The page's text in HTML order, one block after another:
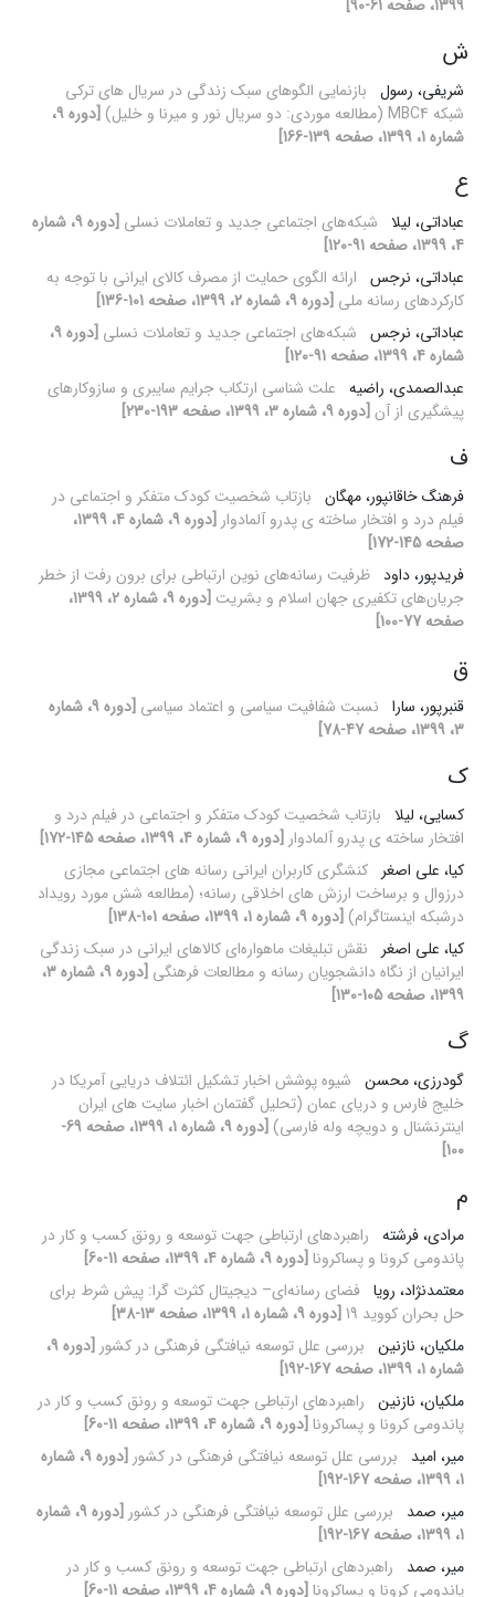
1399، صفحه 61-90]
ش
شریفی، رسول بازنمایی الگوهای سبک زندگی در سریال های ترکی
شبکه MBC4 (مطالعه موردی: دو سریال نور و میرنا و خلیل)
[دوره 9،
شماره 1، 1399، صفحه 139-166]
ع
عباداتی، لیلا شبکه‌های اجتماعی جدید و تعاملات نسلی
[دوره 9، شماره
4، 1399، صفحه 91-120]
عباداتی، نرجس ارائه الگوی حمایت از مصرف کالای ایرانی با توجه به
کارکردهای رسانه ملی [دوره 9، شماره 2، 1399، صفحه 101-136]
عباداتی، نرجس شبکه‌های اجتماعی جدید و تعاملات نسلی
[دوره 9،
شماره 4، 1399، صفحه 91-120]
عبدالصمدی، راضیه علت شناسی ارتکاب جرایم سایبری و سازوکارهای
پیشگیری از آن [دوره 9، شماره 3، 1399، صفحه 193-230]
ف
فرهنگ خاقانپور، مهگان بازتاب شخصیت کودک متفکر و اجتماعی در
فیلم درد و افتخار ساخته ی پدرو آلمادوار
[دوره 9، شماره 4، 1399،
صفحه 145-172]
فریدپور، داود ظرفیت رسانه‌های نوین ارتباطی برای برون رفت از خطر
جریان‌های تکفیری‌ جهان اسلام و بشریت
[دوره 9، شماره 2، 1399،
صفحه 77-100]
ق
قنبرپور، سارا نسبت شفافیت سیاسی و اعتماد سیاسی
[دوره 9، شماره
3، 1399، صفحه 47-78]
ک
کسایی، لیلا بازتاب شخصیت کودک متفکر و اجتماعی در فیلم درد و
افتخار ساخته ی پدرو آلمادوار [دوره 9، شماره 4، 1399، صفحه 145-172]
کیا، علی اصغر کنشگری کاربران ایرانی رسانه های اجتماعی مجازی
درزوال و برساخت ارزش های اخلاقی رسانه؛ (مطالعه شش مورد رویداد
درشبکه اینستاگرام) [دوره 9، شماره 1، 1399، صفحه 101-138]
کیا، علی اصغر
نقش تبلیغات ماهواره‌ای کالاهای ایرانی در سبک زندگی
ایرانیان از نگاه دانشجویان رسانه و مطالعات فرهنگی
[دوره 9، شماره 3،
1399، صفحه 105-130]
گ
گودرزی، محسن شیوه پوشش اخبار تشکیل ائتلاف دریایی آمریکا در
خلیج فارس و دریای عمان (تحلیل گفتمان اخبار سایت های ایران
اینترنشنال و دویچه وله فارسی)
[دوره 9، شماره 1، 1399، صفحه 69-
100]
م
مرادی، فرشته راهبردهای ارتباطی جهت توسعه و رونق کسب و کار در
پاندومی کرونا و پساکرونا [دوره 9، شماره 4، 1399، صفحه 11-60]
معتمدنژاد، رویا فضای رسانه‌ای– دیجیتال کثرت گرا: پیش شرط برای
حل بحران کووید 19
[دوره 9، شماره 1، 1399، صفحه 13-38]
ملکیان، نازنین بررسی علل توسعه نیافتگی فرهنگی در کشور
[دوره 9،
شماره 1، 1399، صفحه 167-192]
ملکیان، نازنین راهبردهای ارتباطی جهت توسعه و رونق کسب و کار در
پاندومی کرونا و پساکرونا [دوره 9، شماره 4، 1399، صفحه 11-60]
میر، امید
بررسی علل توسعه نیافتگی فرهنگی در کشور
[دوره 9، شماره
1، 1399، صفحه 167-192]
میر، صمد
بررسی علل توسعه نیافتگی فرهنگی در کشور
[دوره 9، شماره
1، 1399، صفحه 167-192]
میر، صمد
راهبردهای ارتباطی جهت توسعه و رونق کسب و کار در
پاندومی کرونا و پساکرونا [دوره 9، شماره 4، 1399، صفحه 11-60]